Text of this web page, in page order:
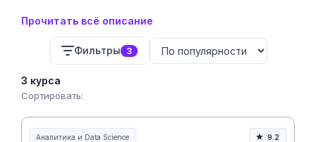
освоение S3. Стоимость обучения варьируется от
103 700 до 129 000 ₽, что соответствует уровню
подготовки серьезных IT-специалистов. S3 — это
стандарт индустрии для хранения объектов, без
которого не обходится ни один современный
Прочитать всё описание
Фильтры 3
3 курса
Сортировать:
Аналитика и Data Science 9.2